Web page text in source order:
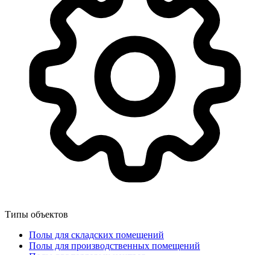
Типы объектов
Полы для складских помещений
Полы для производственных помещений